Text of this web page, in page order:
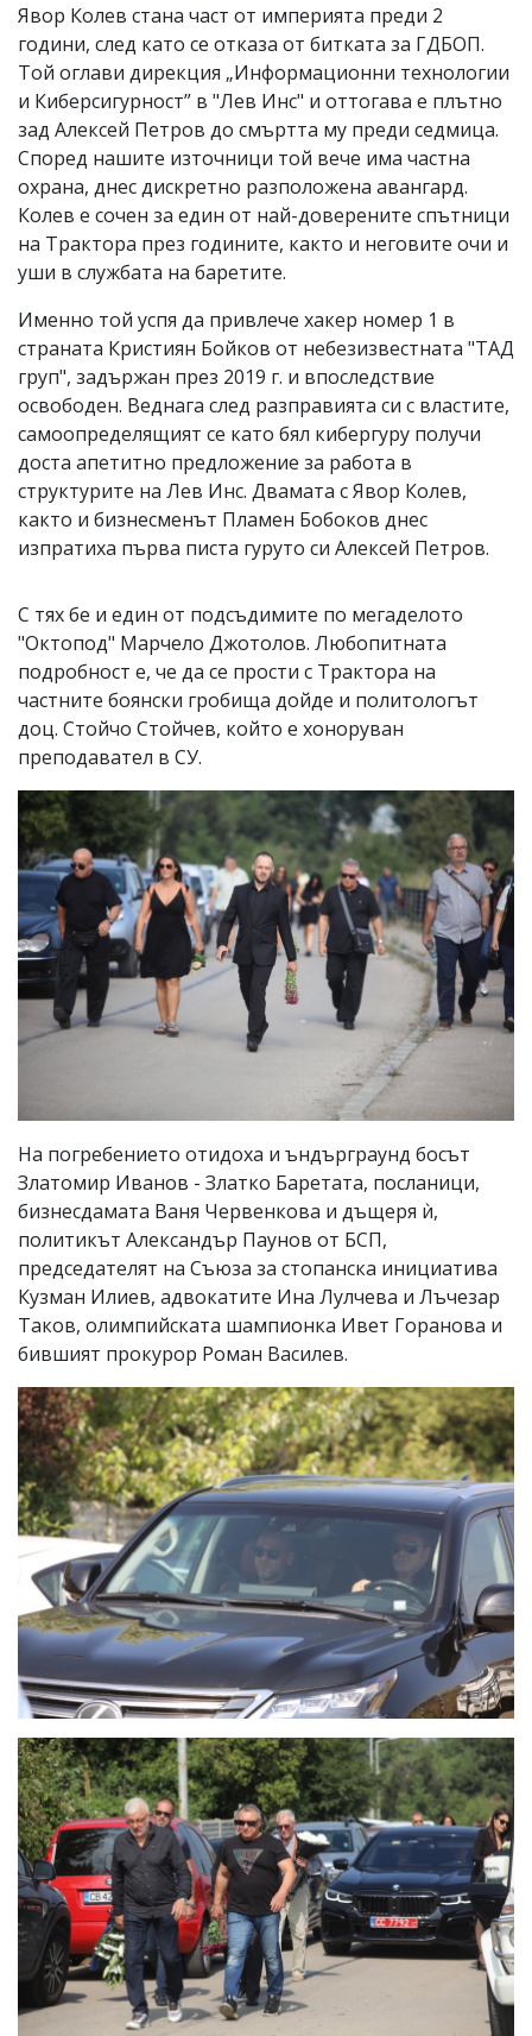
Явор Колев стана част от империята преди 2
години, след като се отказа от битката за ГДБОП.
Той оглави дирекция „Информационни технологии
и Киберсигурност” в "Лев Инс" и оттогава е плътно
зад Алексей Петров до смъртта му преди седмица.
Според нашите източници той вече има частна
охрана, днес дискретно разположена авангард.
Колев е сочен за един от най-доверените спътници
на Трактора през годините, както и неговите очи и
уши в службата на баретите.
Именно той успя да привлече хакер номер 1 в
страната Кристиян Бойков от небезизвестната "ТАД
груп", задържан през 2019 г. и впоследствие
освободен. Веднага след разправията си с властите,
самоопределящият се като бял кибергуру получи
доста апетитно предложение за работа в
структурите на Лев Инс. Двамата с Явор Колев,
както и бизнесменът Пламен Бобоков днес
изпратиха първа писта гуруто си Алексей Петров.
С тях бе и един от подсъдимите по мегаделото
"Октопод" Марчело Джотолов. Любопитната
подробност е, че да се прости с Трактора на
частните боянски гробища дойде и политологът
доц. Стойчо Стойчев, който е хоноруван
преподавател в СУ.
На погребението отидоха и ъндърграунд босът
Златомир Иванов - Златко Баретата, посланици,
бизнесдамата Ваня Червенкова и дъщеря ѝ,
политикът Александър Паунов от БСП,
председателят на Съюза за стопанска инициатива
Кузман Илиев, адвокатите Ина Лулчева и Лъчезар
Таков, олимпийската шампионка Ивет Горанова и
бившият прокурор Роман Василев.